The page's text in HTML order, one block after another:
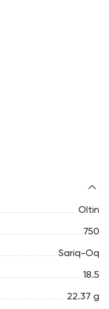
Oltin
750
Sariq-Oq
18.5
22.37 g